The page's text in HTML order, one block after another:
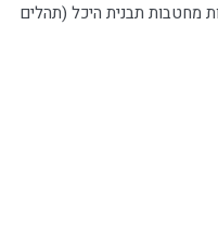
מחטבות תבנית היכל (תהלים